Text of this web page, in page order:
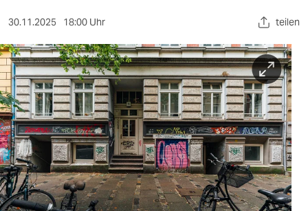
sport
berlin
nord
wahrheit
verlag
verlag
30.11.2025 18:00 Uhr teilen